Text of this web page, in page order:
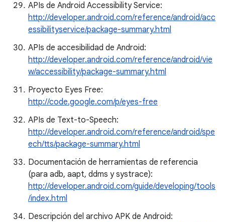
APIs de Android Accessibility Service:
http://developer.android.com/reference/android/acc
essibilityservice/package-summary.html
APIs de accesibilidad de Android:
http://developer.android.com/reference/android/vie
w/accessibility/package-summary.html
Proyecto Eyes Free:
http://code.google.com/p/eyes-free
APIs de Text-to-Speech:
http://developer.android.com/reference/android/spe
ech/tts/package-summary.html
Documentación de herramientas de referencia
(para adb, aapt, ddms y systrace):
http://developer.android.com/guide/developing/tools
/index.html
Descripción del archivo APK de Android: